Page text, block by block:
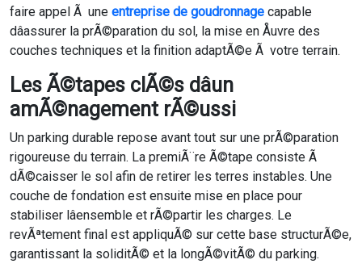
faire appel Ã une entreprise de goudronnage capable
dâassurer la prÃ©paration du sol, la mise en Åuvre des
couches techniques et la finition adaptÃ©e Ã votre terrain.
Les Ã©tapes clÃ©s dâun
amÃ©nagement rÃ©ussi
Un parking durable repose avant tout sur une prÃ©paration
rigoureuse du terrain. La premiÃ¨re Ã©tape consiste Ã
dÃ©caisser le sol afin de retirer les terres instables. Une
couche de fondation est ensuite mise en place pour
stabiliser lâensemble et rÃ©partir les charges. Le
revÃªtement final est appliquÃ© sur cette base structurÃ©e,
garantissant la soliditÃ© et la longÃ©vitÃ© du parking.